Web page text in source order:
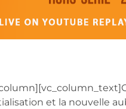
et la nouvelle